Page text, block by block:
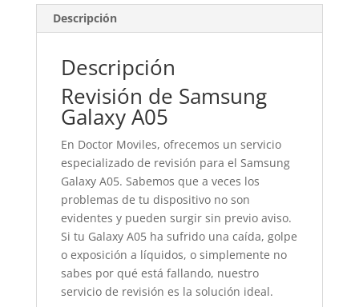
Descripción
Descripción
Revisión de Samsung
Galaxy A05
En Doctor Moviles, ofrecemos un servicio
especializado de revisión para el Samsung
Galaxy A05. Sabemos que a veces los
problemas de tu dispositivo no son
evidentes y pueden surgir sin previo aviso.
Si tu Galaxy A05 ha sufrido una caída, golpe
o exposición a líquidos, o simplemente no
sabes por qué está fallando, nuestro
servicio de revisión es la solución ideal.